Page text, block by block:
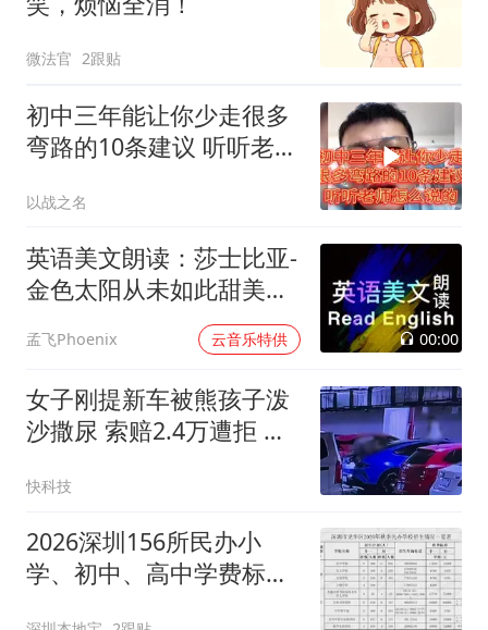
微法官 2跟贴
初中三年能让你少走很多
弯路的10条建议 听听老师
以战之名
英语美文朗读：莎士比亚-
金色太阳从未如此甜美吻
孟飞Phoenix 云音乐特供 00:00
女子刚提新车被熊孩子泼
沙撒尿 索赔2.4万遭拒 家
快科技
2026深圳156所民办小
学、初中、高中学费标